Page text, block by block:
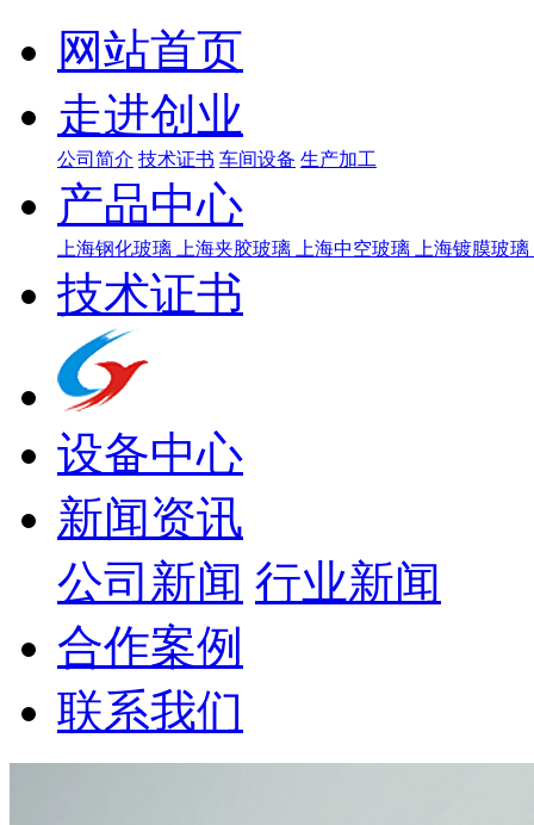
网站首页
走进创业
公司简介 技术证书 车间设备 生产加工
产品中心
上海钢化玻璃 上海夹胶玻璃 上海中空玻璃 上海镀膜玻璃
技术证书
设备中心
新闻资讯
公司新闻 行业新闻
合作案例
联系我们